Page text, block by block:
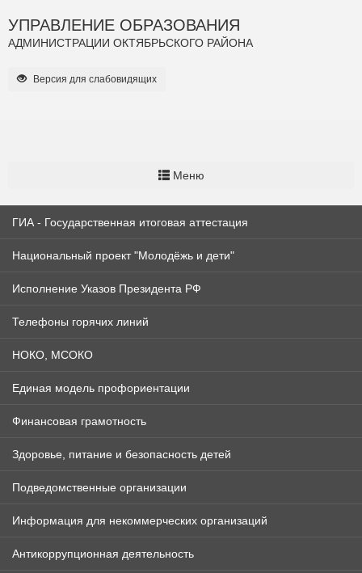
УПРАВЛЕНИЕ ОБРАЗОВАНИЯ
АДМИНИСТРАЦИИ ОКТЯБРЬСКОГО РАЙОНА
Версия для слабовидящих
Меню
ГИА - Государственная итоговая аттестация
Национальный проект "Молодёжь и дети"
Исполнение Указов Президента РФ
Телефоны горячих линий
НОКО, МСОКО
Единая модель профориентации
Финансовая грамотность
Здоровье, питание и безопасность детей
Подведомственные организации
Информация для некоммерческих организаций
Антикоррупционная деятельность